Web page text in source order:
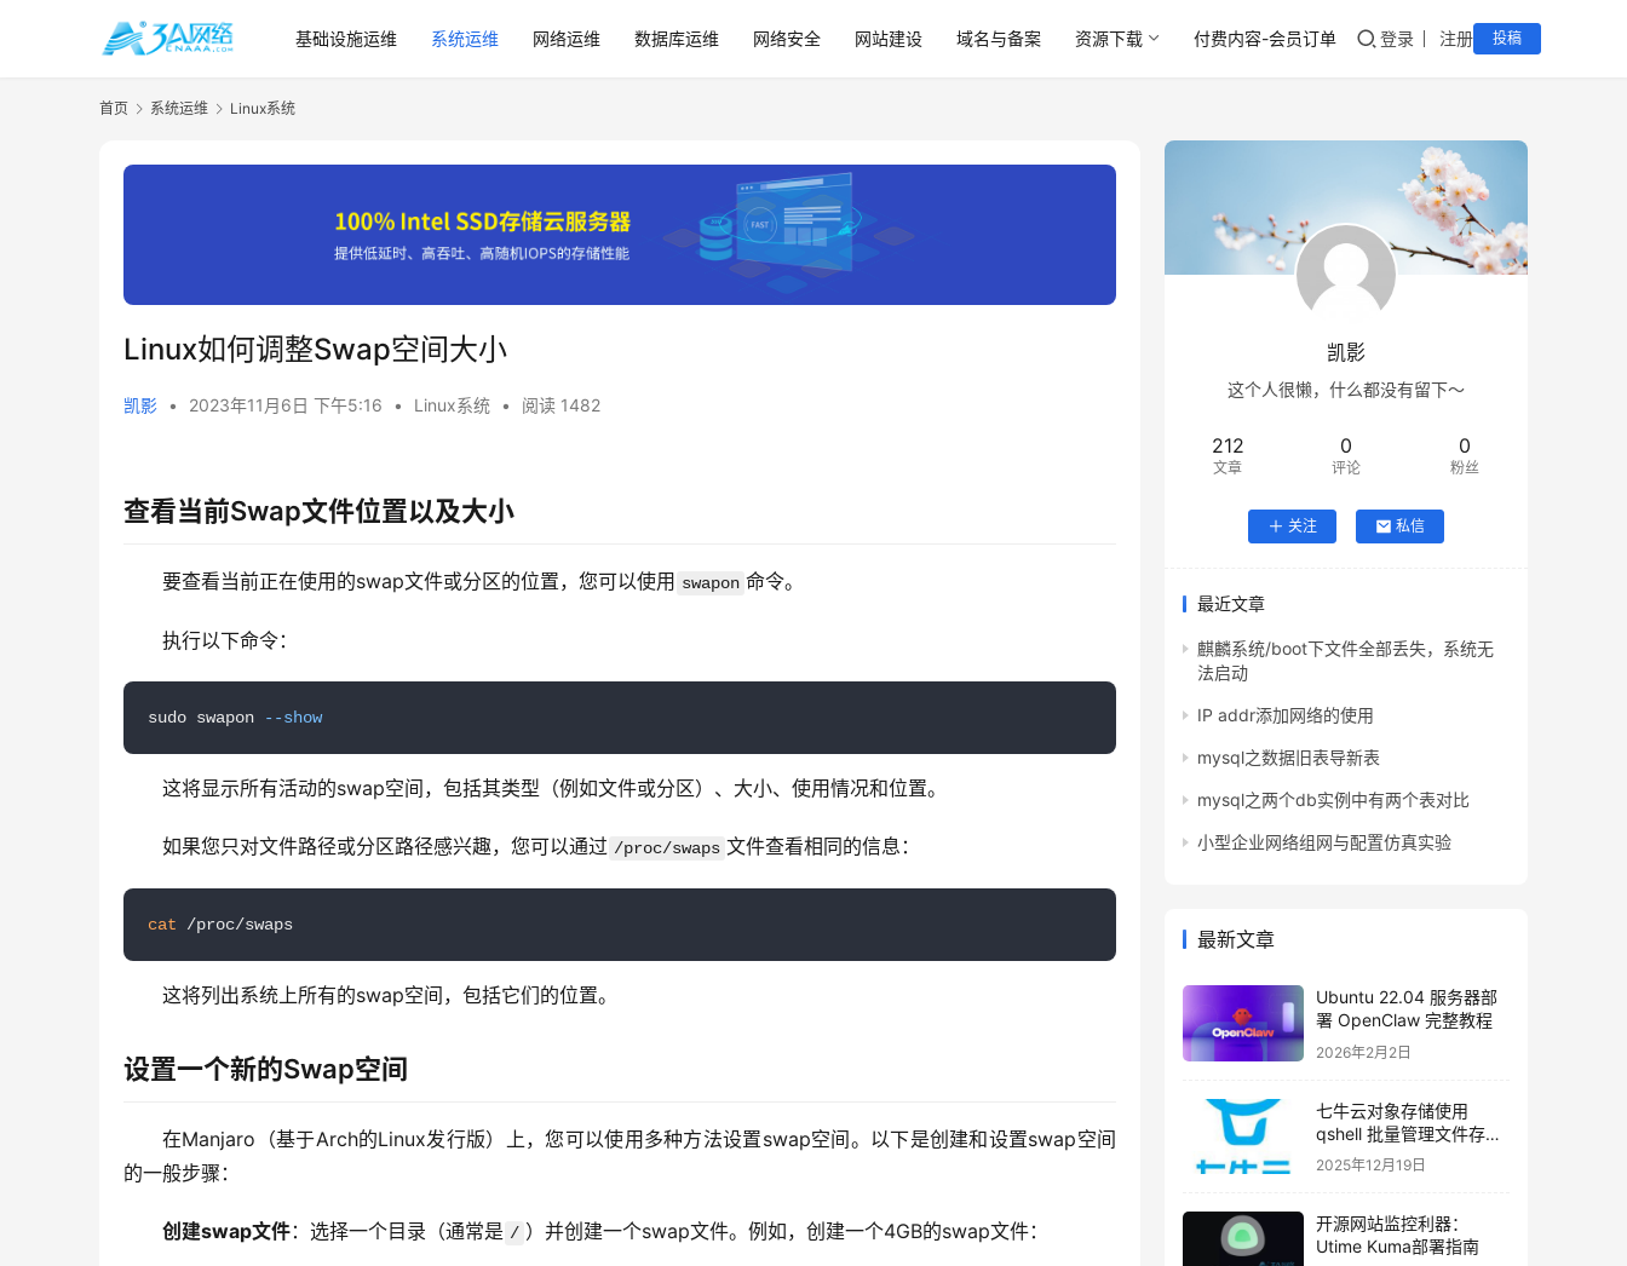
基础设施运维 系统运维 网络运维 数据库运维 网络安全 网站建设 域名与备案 资源下载 付费内容-会员订单 登录 注册 投稿
首页 系统运维 Linux系统
Linux如何调整Swap空间大小
凯影 • 2023年11月6日 下午5:16 • Linux系统 • 阅读 1482
查看当前Swap文件位置以及大小
要查看当前正在使用的swap文件或分区的位置，您可以使用 swapon 命令。
执行以下命令：
sudo swapon --show
这将显示所有活动的swap空间，包括其类型（例如文件或分区）、大小、使用情况和位置。
如果您只对文件路径或分区路径感兴趣，您可以通过 /proc/swaps 文件查看相同的信息：
cat /proc/swaps
这将列出系统上所有的swap空间，包括它们的位置。
设置一个新的Swap空间
在Manjaro（基于Arch的Linux发行版）上，您可以使用多种方法设置swap空间。以下是创建和设置swap空间
的一般步骤：
创建swap文件：选择一个目录（通常是 / ）并创建一个swap文件。例如，创建一个4GB的swap文件：
凯影
这个人很懒，什么都没有留下～
212
文章
0
评论
0
粉丝
关注 私信
最近文章
麒麟系统/boot下文件全部丢失，系统无
法启动
IP addr添加网络的使用
mysql之数据旧表导新表
mysql之两个db实例中有两个表对比
小型企业网络组网与配置仿真实验
最新文章
Ubuntu 22.04 服务器部
署 OpenClaw 完整教程
2026年2月2日
七牛云对象存储使用
qshell 批量管理文件存储
类型（实战教程）
2025年12月19日
开源网站监控利器：
Utime Kuma部署指南